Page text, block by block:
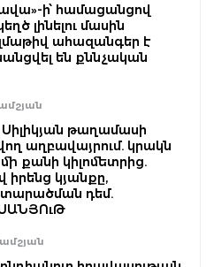
ի՝ համացանցով
լինելու մասին
ահազանգեր է
են քննչական
Սիլիկյան թաղամասի
աղբավայրում. կրակն
քանի կիլոմետրից.
իրենց կյանքը,
տարածման դեմ.